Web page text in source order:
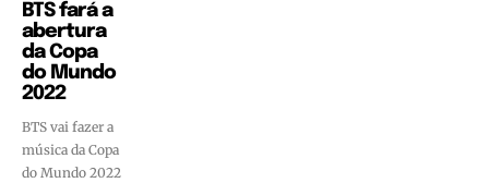
BTS fará a
abertura
da Copa
do Mundo
2022
BTS vai fazer a
música da Copa
do Mundo 2022